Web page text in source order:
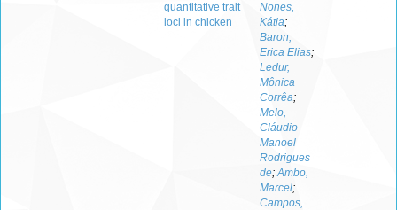
quantitative trait
loci in chicken
Nones,
Kátia;
Baron,
Erica Elias;
Ledur,
Mônica
Corrêa;
Melo,
Cláudio
Manoel
Rodrigues
de;Ambo,
Marcel;
Campos,